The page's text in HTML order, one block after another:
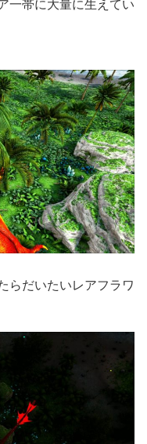
一帯に大量に生えてい
らだいたいレアフラワ